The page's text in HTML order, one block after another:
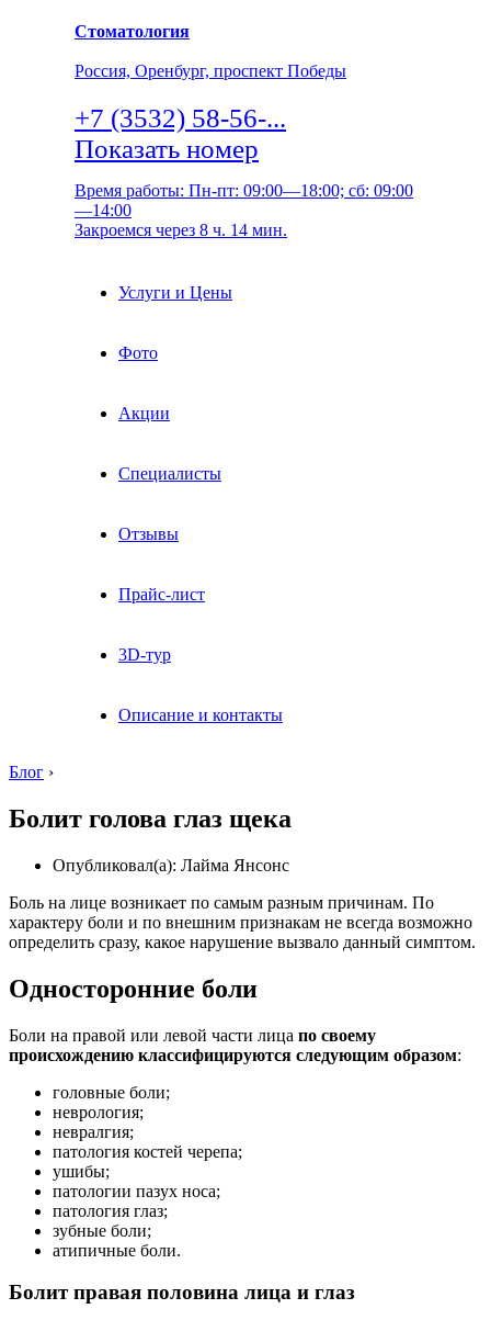
Стоматология
Россия, Оренбург, проспект Победы
+7 (3532) 58-56-...
Показать номер
Время работы: Пн-пт: 09:00—18:00; сб: 09:00
—14:00
Закроемся через 8 ч. 14 мин.
Услуги и Цены
Фото
Акции
Специалисты
Отзывы
Прайс-лист
3D-тур
Описание и контакты
Блог ›
Болит голова глаз щека
Опубликовал(а): Лайма Янсонс
Боль на лице возникает по самым разным причинам. По
характеру боли и по внешним признакам не всегда возможно
определить сразу, какое нарушение вызвало данный симптом.
Односторонние боли
Боли на правой или левой части лица по своему
происхождению классифицируются следующим образом:
головные боли;
неврология;
невралгия;
патология костей черепа;
ушибы;
патологии пазух носа;
патология глаз;
зубные боли;
атипичные боли.
Болит правая половина лица и глаз